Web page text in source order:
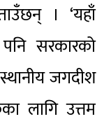
। ‘यहाँ
सरकारको
जगदीश
लागि उत्तम